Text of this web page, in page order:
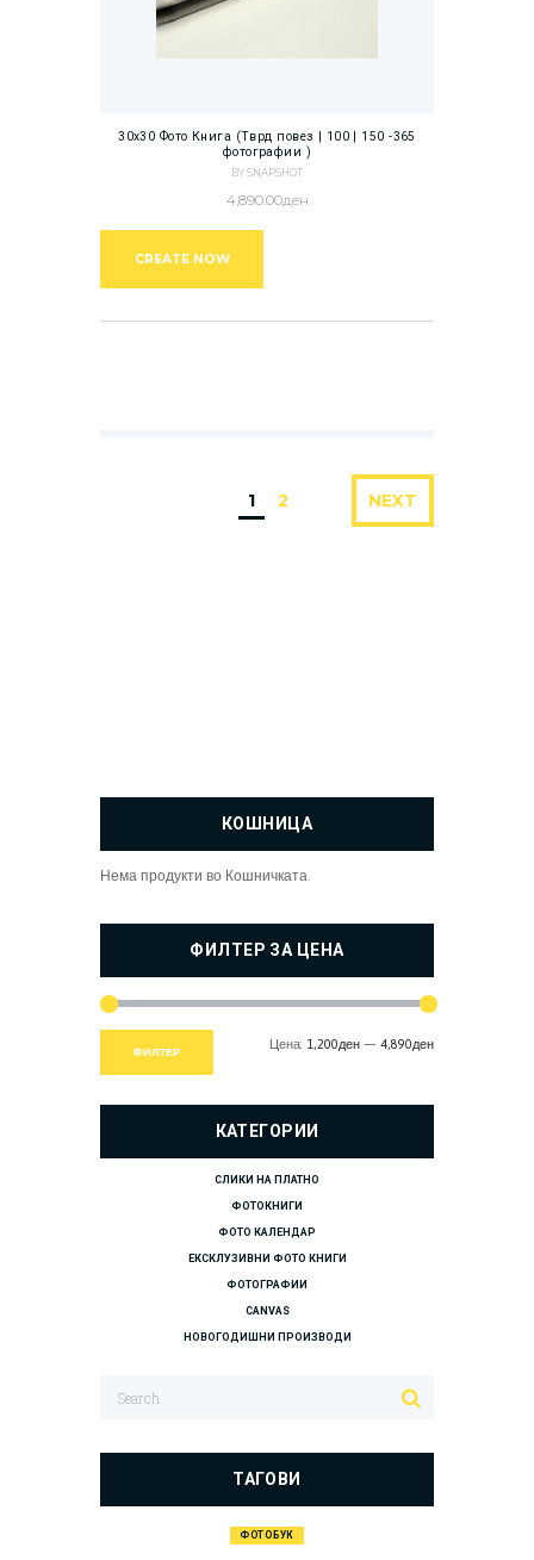
30х30 Фото Книга (Тврд повез | 100 | 150 -365
фотографии )
BY SNAPSHOT
4,890.00ден
CREATE NOW
1 2 NEXT
КОШНИЦА
Нема продукти во Кошничката.
ФИЛТЕР ЗА ЦЕНА
ФИЛТЕР
Цена: 1,200ден — 4,890ден
КАТЕГОРИИ
СЛИКИ НА ПЛАТНО
ФОТОКНИГИ
ФОТО КАЛЕНДАР
ЕКСКЛУЗИВНИ ФОТО КНИГИ
ФОТОГРАФИИ
CANVAS
НОВОГОДИШНИ ПРОИЗВОДИ
ТАГОВИ
ФОТОБУК